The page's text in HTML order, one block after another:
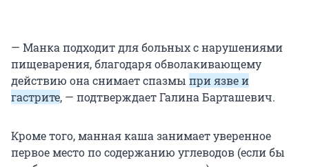
— Манка подходит для больных с нарушениями
пищеварения, благодаря обволакивающему
действию она снимает спазмы при язве и
гастрите, — подтверждает Галина Барташевич.
Кроме того, манная каша занимает уверенное
первое место по содержанию углеводов (если бы